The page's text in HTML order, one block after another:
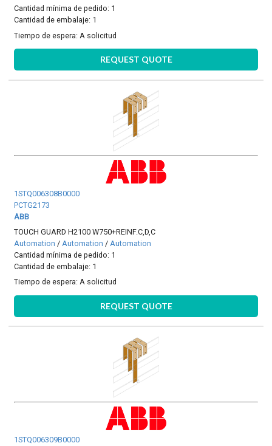
Cantidad mínima de pedido: 1
Cantidad de embalaje: 1
Tiempo de espera: A solicitud
REQUEST QUOTE
1STQ006308B0000
PCTG2173
ABB
TOUCH GUARD H2100 W750+REINF.C,D,C
Automation / Automation / Automation
Cantidad mínima de pedido: 1
Cantidad de embalaje: 1
Tiempo de espera:A solicitud
REQUEST QUOTE
1STQ006309B0000